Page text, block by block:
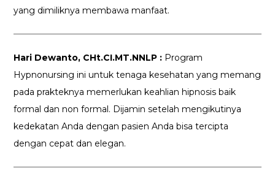
yang dimiliknya membawa manfaat.
Hari Dewanto, CHt.CI.MT.NNLP : Program
Hypnonursing ini untuk tenaga kesehatan yang memang
pada prakteknya memerlukan keahlian hipnosis baik
formal dan non formal. Dijamin setelah mengikutinya
kedekatan Anda dengan pasien Anda bisa tercipta
dengan cepat dan elegan.